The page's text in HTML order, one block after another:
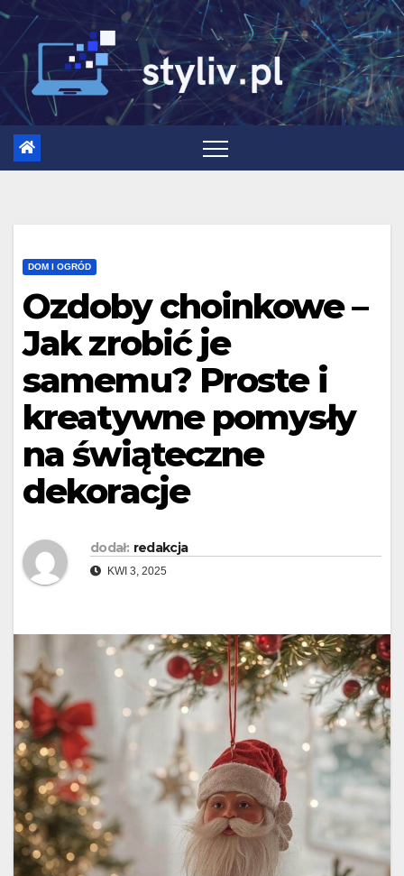
Skip
content
DOM I OGRÓD
Ozdoby choinkowe –
Jak zrobić je
samemu? Proste i
kreatywne pomysły
na świąteczne
dekoracje
dodał: redakcja
KWI 3, 2025